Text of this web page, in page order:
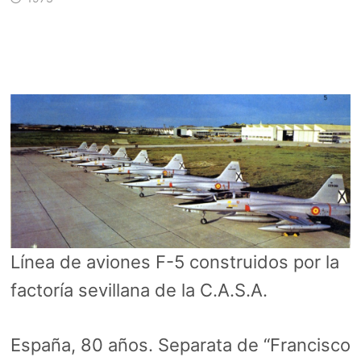
Línea de aviones F-5 construidos por la
factoría sevillana de la C.A.S.A.
España, 80 años. Separata de “Francisco